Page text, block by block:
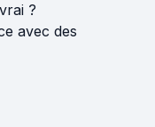
?
avec des